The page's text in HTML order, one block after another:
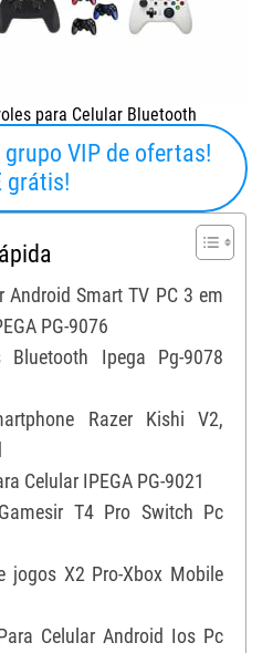
para Celular Bluetooth
VIP de ofertas!
grátis!
Android Smart TV PC 3 em
PG-9076
Ipega Pg-9078
Razer Kishi V2,
Celular IPEGA PG-9021
T4 Pro Switch Pc
jogos X2 Pro-Xbox Mobile
Celular Android Ios Pc